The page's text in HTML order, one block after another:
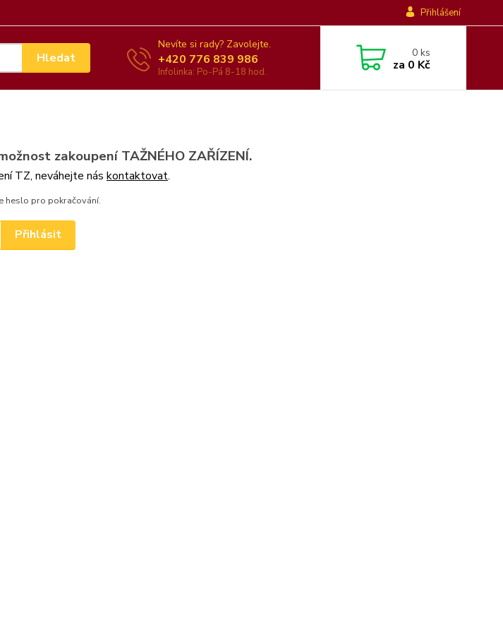
Přihlášení
Hledat
Nevíte si rady? Zavolejte.
+420 776 839 986
Infolinka: Po-Pá 8-18 hod.
0ks
za 0 Kč
zakoupení TAŽNÉHO ZAŘÍZENÍ.
TZ, neváhejte nás kontaktovat.
heslo pro pokračování.